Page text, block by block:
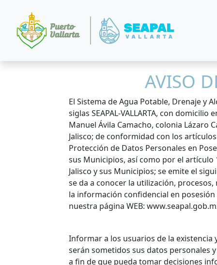
AVISO
El Sistema de Agua Potable, Drenaje y
siglas SEAPAL-VALLARTA, con
Manuel Ávila Camacho, colonia Lázaro
Jalisco; de conformidad con los artículos
Protección de Datos Personales en
sus Municipios, así como por el artículo
Jalisco y sus Municipios; se emite el
se da a conocer la utilización,
la información confidencial en
nuestra página WEB:
Informar a los usuarios de la
serán sometidos sus datos personales
a fin de que pueda tomar decisiones